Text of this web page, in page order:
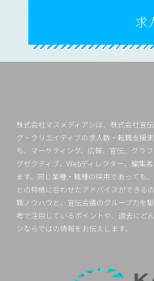
求
株式会社マスメディアンは、株式会社宣
グ・クリエイティブの求人数・転職支援
ち、マーケティング、広報、宣伝、グラ
グゼクティブ、Webディレクター、編集
ます。同じ業種・職種の採用であっても
との特徴に合わせたアドバイスができる
職ノウハウと、宣伝会議のグループ力を
考で注目しているポイントや、過去にど
ンならではの情報をお伝えします。